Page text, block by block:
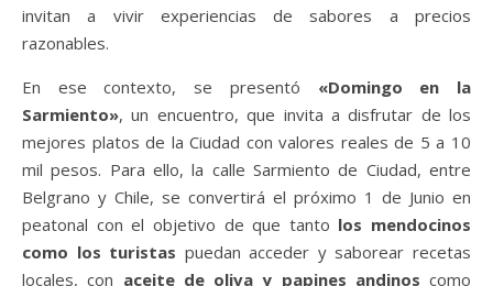
invitan a vivir experiencias de sabores a precios
razonables.
En ese contexto, se presentó «Domingo en la
Sarmiento», un encuentro, que invita a disfrutar de los
mejores platos de la Ciudad con valores reales de 5 a 10
mil pesos. Para ello, la calle Sarmiento de Ciudad, entre
Belgrano y Chile, se convertirá el próximo 1 de Junio en
peatonal con el objetivo de que tanto los mendocinos
como los turistas puedan acceder y saborear recetas
locales, con aceite de oliva y papines andinos como